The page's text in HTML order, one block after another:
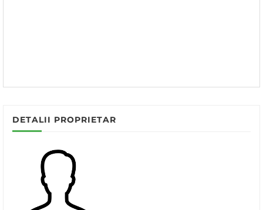
DETALII PROPRIETAR